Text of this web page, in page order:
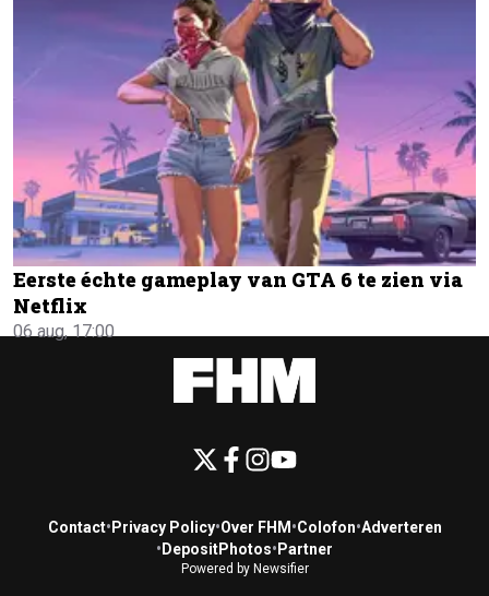
Eerste échte gameplay van GTA 6 te zien via
Netflix
06 aug, 17:00
Contact• Privacy Policy•Over FHM •Colofon•Adverteren
• DepositPhotos• Partner
Powered by Newsifier